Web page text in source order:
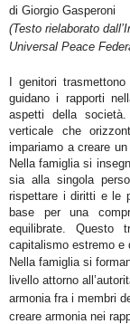
di Giorgio Gasperoni
(Testo rielaborato
Universal Peace
I genitori
guidano i rapporti
aspetti della
verticale che
impariamo a creare
Nella famiglia si
sia alla singola
rispettare i diritti e le
base per una
equilibrate. Questo
capitalismo estremo e
Nella famiglia si
livello attorno
armonia fra i membri
creare armonia nei